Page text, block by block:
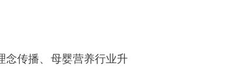
传播、母婴营养行业升